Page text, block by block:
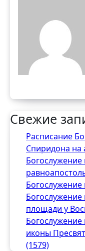
Свежие
Расписание
Спиридона на
Богослужение
площади у
иконы
(1579)